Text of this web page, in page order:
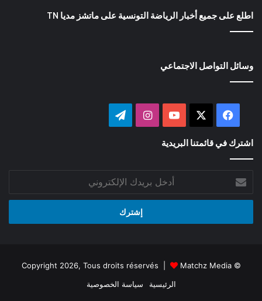
اطلع على جميع أخبار الرياضة التونسية على ماتشز مديا TN
وسائل التواصل الاجتماعي
فيسبوك ‫YouTubeانستقرام
اشترك في قائمتنا البريدية
بريدك
الإلكتروني
© Copyright 2026, Tous droits réservés |
Matchz Media
الرئيسية
سياسة الخصوصية